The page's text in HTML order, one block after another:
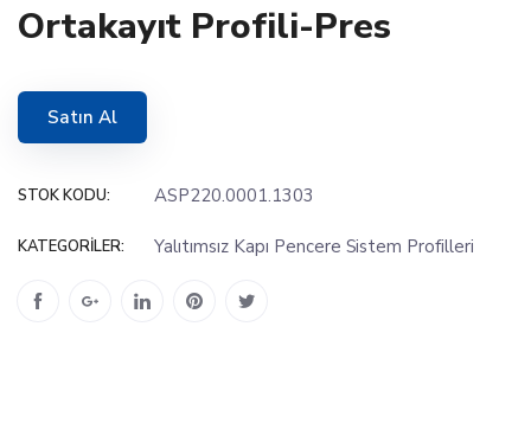
Ortakayıt Profili-Pres
Satın Al
STOK KODU: ASP220.0001.1303
KATEGORILER: Yalıtımsız Kapı Pencere Sistem Profilleri